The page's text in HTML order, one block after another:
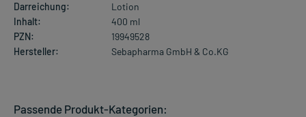
Darreichung:
Lotion
Inhalt:
400 ml
PZN:
19949528
Hersteller:
Sebapharma GmbH & Co.KG
Passende Produkt-Kategorien: